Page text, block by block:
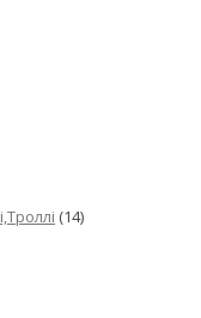
(14)